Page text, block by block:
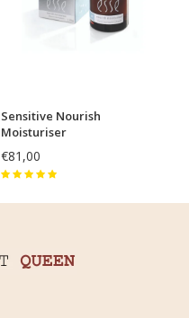
Sensitive Nourish
Moisturiser
€81,00